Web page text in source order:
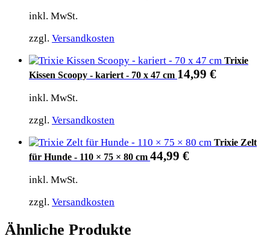
inkl. MwSt.
zzgl. Versandkosten
Trixie
Kissen Scoopy - kariert - 70 x 47 cm 14,99 €
inkl. MwSt.
zzgl. Versandkosten
Trixie Zelt
für Hunde - 110 × 75 × 80 cm 44,99 €
inkl. MwSt.
zzgl. Versandkosten
Ähnliche Produkte